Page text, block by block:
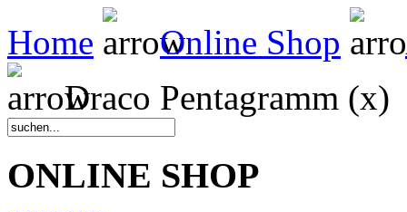
Home Online Shop
Draco Pentagramm (x)
ONLINE SHOP